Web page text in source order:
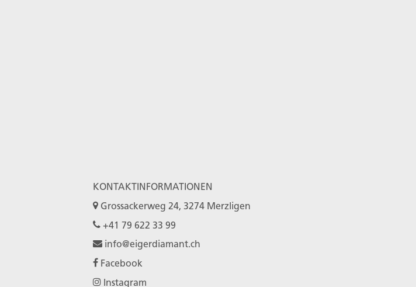
KONTAKTINFORMATIONEN
Grossackerweg 24, 3274 Merzligen
+41 79 622 33 99
info@eigerdiamant.ch
Facebook
Instagram